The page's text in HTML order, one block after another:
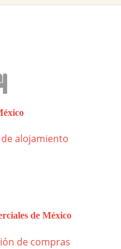
alojamiento
de México
de compras